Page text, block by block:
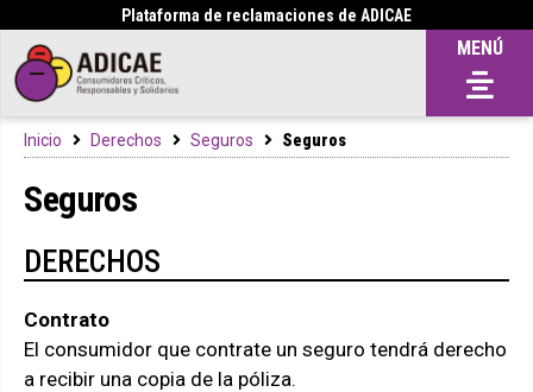
Plataforma de reclamaciones de ADICAE
MENÚ
Inicio Derechos Seguros Seguros
Seguros
DERECHOS
Contrato
El consumidor que contrate un seguro tendrá derecho
a recibir una copia de la póliza.